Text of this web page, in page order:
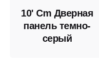
10' Cm Дверная
панель темно-
серый